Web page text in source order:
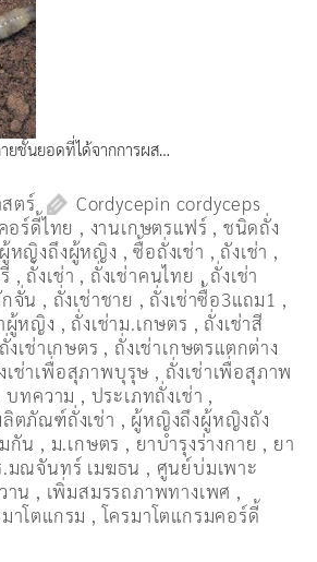
ยชั้นยอดที่ได้จากการผส…
ตร์
Cordycepin cordyceps
คอร์ดี้ไทย , งานเกษตรแฟร์ , ชนิดถั่ง
หญิงถึงผู้หญิง ,ซื้อถั่งเช่า , ถังเช่า ,
, ถั่งเช่า , ถั่งเช่าคนไทย , ถั่งเช่า
กจั่น , ถั่งเช่าชาย , ถั่งเช่าซื้อ3แถม1 ,
ผู้หญิง , ถั่งเช่าม.เกษตร , ถั่งเช่าสี
ถั่งเช่าเกษตร , ถั่งเช่าเกษตรแตกต่าง
เช่าเพื่อสุภาพบุรุษ , ถั่งเช่าเพื่อสุภาพ
บทความ , ประเภทถั่งเช่า ,
ตภัณฑ์ถั่งเช่า , ผู้หญิงถึงผู้หญิงถัง
กัน , ม.เกษตร , ยาบำรุงร่างกาย , ยา
.มณจันทร์ เมฆธน , ศูนย์บ่มเพาะ
าน , เพิ่มสมรรถภาพทางเพศ ,
าโตแกรม ,โครมาโตแกรมคอร์ดี้